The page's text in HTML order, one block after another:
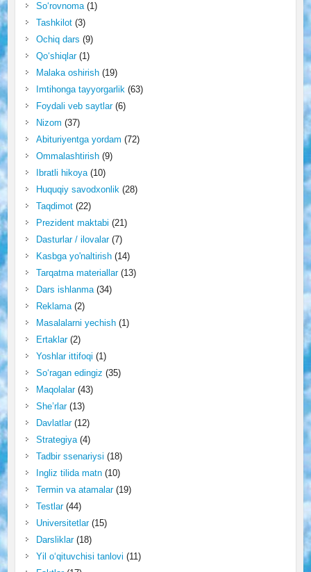
So‘rovnoma(1)
Tashkilot(3)
Ochiq dars (9)
Qo‘shiqlar(1)
Malaka oshirish(19)
Imtihonga tayyorgarlik(63)
Foydali veb saytlar(6)
Nizom (37)
Abituriyentga yordam (72)
Ommalashtirish(9)
Ibratli hikoya(10)
Huquqiy savodxonlik(28)
Taqdimot(22)
Prezident maktabi (21)
Dasturlar / ilovalar(7)
Kasbga yo'naltirish(14)
Tarqatma materiallar(13)
Dars ishlanma(34)
Reklama(2)
Masalalarni yechish(1)
Ertaklar(2)
Yoshlar ittifoqi (1)
So‘ragan edingiz (35)
Maqolalar(43)
She’rlar(13)
Davlatlar(12)
Strategiya(4)
Tadbir ssenariysi (18)
Ingliz tilida matn(10)
Termin va atamalar(19)
Testlar(44)
Universitetlar(15)
Darsliklar(18)
Yil o‘qituvchisi tanlovi (11)